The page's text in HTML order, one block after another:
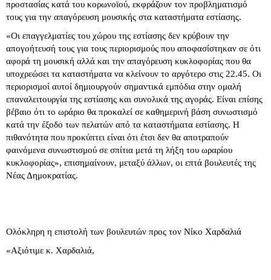
προστασίας κατά του κορωνοϊού, εκφράζουν τον προβληματισμό
τους για την απαγόρευση μουσικής στα καταστήματα εστίασης.
«Οι επαγγελματίες του χώρου της εστίασης δεν κρύβουν την
απογοήτευσή τους για τους περιορισμούς που αποφασίστηκαν σε ότι
αφορά τη μουσική αλλά και την απαγόρευση κυκλοφορίας που θα
υποχρεώσει τα καταστήματα να κλείνουν το αργότερο στις 22.45. Οι
περιορισμοί αυτοί δημιουργούν σημαντικά εμπόδια στην ομαλή
επαναλειτουργία της εστίασης και συνολικά της αγοράς. Είναι επίσης
βέβαιο ότι το ωράριο θα προκαλεί σε καθημερινή βάση συνωστισμό
κατά την έξοδο των πελατών από τα καταστήματα εστίασης. Η
πιθανότητα που προκύπτει είναι ότι έτσι δεν θα αποτραπούν
φαινόμενα συνωστισμού σε σπίτια μετά τη λήξη του ωραρίου
κυκλοφορίας», επισημαίνουν, μεταξύ άλλων, οι επτά βουλευτές της
Νέας Δημοκρατίας.
Ολόκληρη η επιστολή των βουλευτών προς τον Νίκο Χαρδαλιά
«Αξιότιμε κ. Χαρδαλιά,